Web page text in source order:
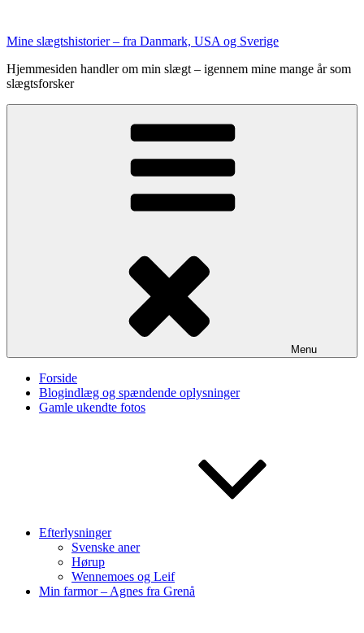
indhold
Mine slægtshistorier – fra Danmark, USA og Sverige
Hjemmesiden handler om min slægt – igennem mine mange år som
slægtsforsker
Menu
Forside
Blogindlæg og spændende oplysninger
Gamle ukendte fotos
Efterlysninger
Svenske aner
Hørup
Wennemoes og Leif
Min farmor – Agnes fra Grenå